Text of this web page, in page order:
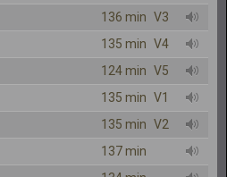
136 min V3
135 min V4
124 min V5
135 min V1
135 min V2
137 min